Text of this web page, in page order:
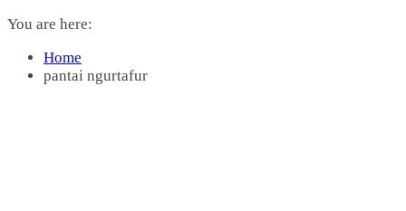
You are here:
Home
pantai ngurtafur